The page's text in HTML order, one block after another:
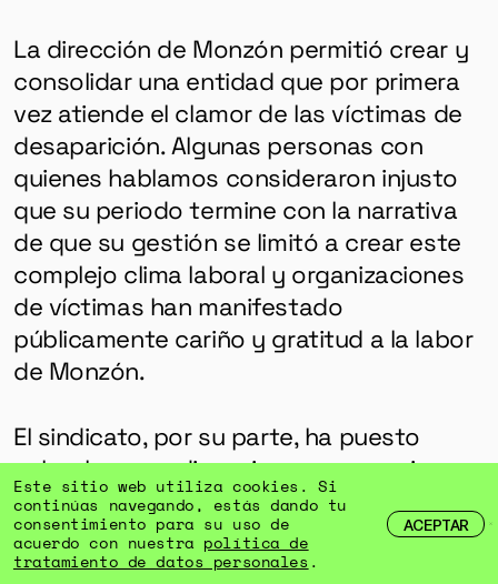
La dirección de Monzón permitió crear y
consolidar una entidad que por primera
vez atiende el clamor de las víctimas de
desaparición. Algunas personas con
quienes hablamos consideraron injusto
que su periodo termine con la narrativa
de que su gestión se limitó a crear este
complejo clima laboral y organizaciones
de víctimas han manifestado
públicamente cariño y gratitud a la labor
de Monzón.
El sindicato, por su parte, ha puesto
sobre la mesa discusiones necesarias
que deberá tomar en cuenta la dirección
que llegue para garantizar que la entidad
se consolide en su misión de atender a
Este sitio web utiliza cookies. Si
continúas navegando, estás dando tu
consentimiento para su uso de
acuerdo con nuestra política de
tratamiento de datos personales .
ACEPTAR